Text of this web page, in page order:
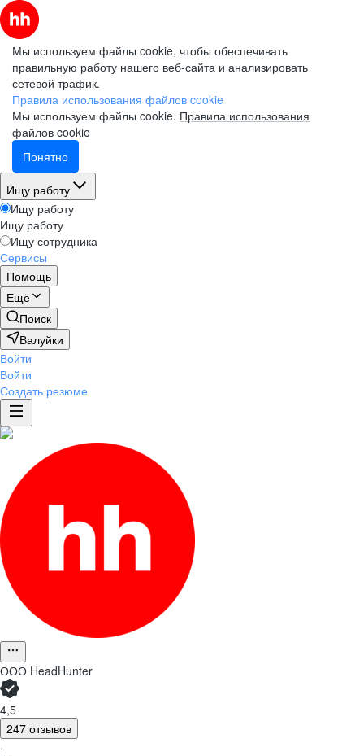
Мы используем файлы cookie, чтобы обеспечивать
правильную работу нашего веб-сайта и анализировать
сетевой трафик.
Правила использования файлов cookie
Мы используем файлы cookie. Правила использования
файлов cookie
Понятно
Ищу работу
Ищу работу
Ищу работу
Ищу сотрудника
Сервисы
Помощь
Ещё
Поиск
Валуйки
Войти
Войти
Создать резюме
ООО HeadHunter
4,5
247 отзывов
·